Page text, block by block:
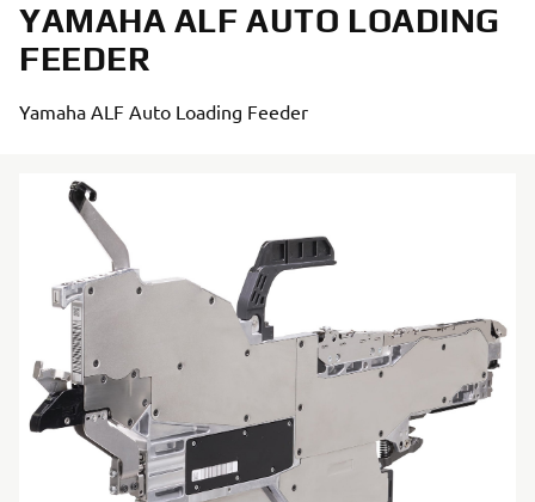
YAMAHA ALF AUTO LOADING
FEEDER
Yamaha ALF Auto Loading Feeder